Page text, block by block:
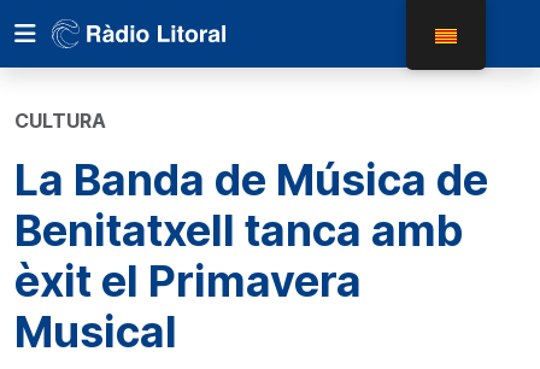
CULTURA
La Banda de Música de
Benitatxell tanca amb
èxit el Primavera
Musical